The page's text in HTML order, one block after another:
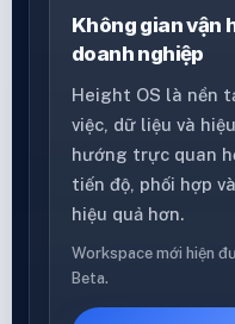
Không gian vận
doanh nghiệp
Height OS là nền
việc, dữ liệu và
hướng trực quan
tiến độ, phối hợp
hiệu quả hơn.
Workspace mới hiện
Beta.